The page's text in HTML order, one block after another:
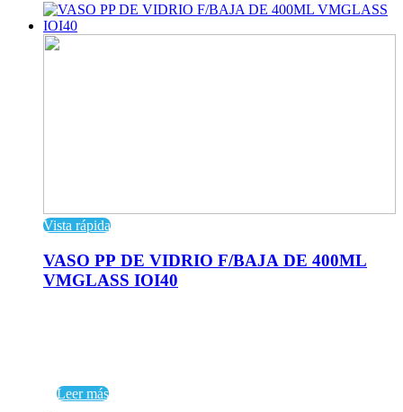
Vista rápida
VASO PP DE VIDRIO F/BAJA DE 400ML
VMGLASS IOI40
Leer más